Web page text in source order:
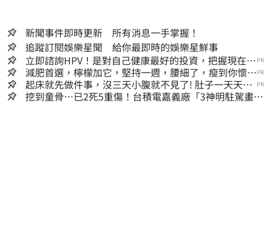
新聞事件即時更新 所有消息一手掌握！
追蹤訂閱娛樂星聞 給你最即時的娛樂星鮮事
立即諮詢HPV！是對自己健康最好的投資，把握現在不
嫌晚！
PR
減肥首選，檸檬加它，堅持一週，腰細了，瘦到你懷疑
人生
PR
起床就先做件事，沒三天小腹就不見了! 肚子一天天變
小！
PR
挖到童骨…已2死5重傷！台積電嘉義廠「3神明駐駕畫面